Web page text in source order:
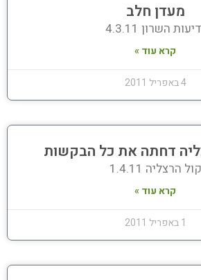
מעדן חלב
השרון 4.3.11
קרא עוד »
4 באפריל 2011
דחתה את כל הבקשות
קול הרצליה 1.4.11
קרא עוד »
1 באפריל 2011